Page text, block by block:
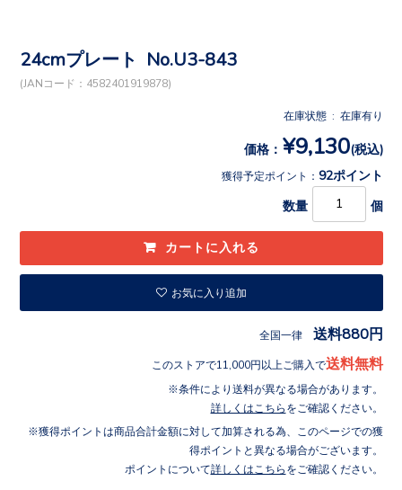
24cmプレート No.U3-843
(JANコード：4582401919878)
在庫状態 : 在庫有り
価格： ¥9,130(税込)
獲得予定ポイント： 92ポイント
数量 個
お気に入り追加
全国一律 送料880円
このストアで11,000円以上ご購入で送料無料
条件により送料が異なる場合があります。
詳しくはこちら をご確認ください。
獲得ポイントは商品合計金額に対して加算される為、このページでの獲
得ポイントと異なる場合がございます。
ポイントについて詳しくはこちら をご確認ください。